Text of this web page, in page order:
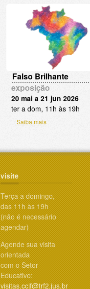
Falso Brilhante
exposição
20 mai a 21 jun 2026
ter a dom, 11h às 19h
Saiba mais
visite
Terça a domingo,
das 11h às 19h
(não é necessário
agendar)
Agende sua visita
orientada
com o Setor
Educativo:
visitas.ccjf@trf2.jus.br